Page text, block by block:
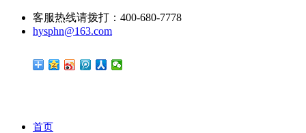
客服热线请拨打：400-680-7778
hysphn@163.com
首页